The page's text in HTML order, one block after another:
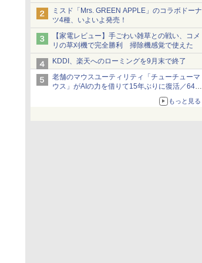
ショーツは1990円に
ミスド「Mrs. GREEN APPLE」のコラボドーナ
ツ4種、いよいよ発売！
【家電レビュー】手ごわい雑草との戦い、コメ
リの草刈機で完全勝利 掃除機感覚で使えた
KDDI、楽天へのローミングを9月末で終了
老舗のマウスユーティリティ「チューチューマ
ウス」がAIの力を借りて15年ぶりに復活／64bit
化、Windows 10/11、「Chrome」も走り回
る。復活記念で2026年末まで500円
もっと見る